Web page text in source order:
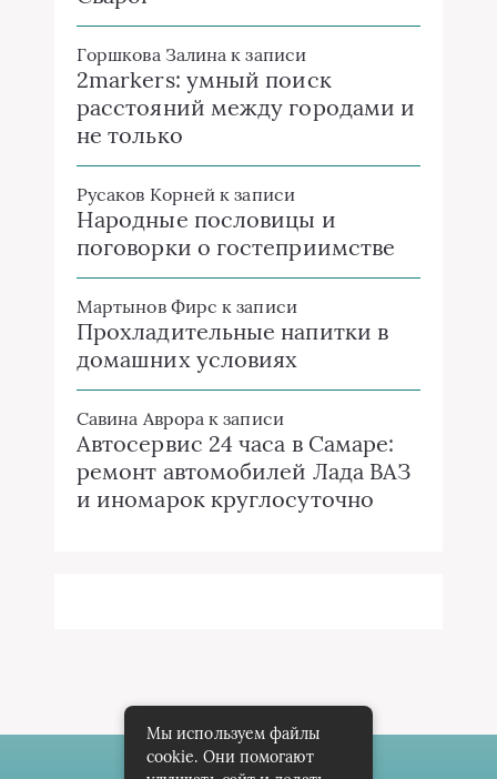
Блог Самарских
Краеведов
Интересные заметки каждый день
Карта сайта
Пользовательское соглашение
Мы используем файлы
cookie. Они помогают